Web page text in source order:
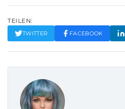
TEILEN:
TWITTER FACEBOOK